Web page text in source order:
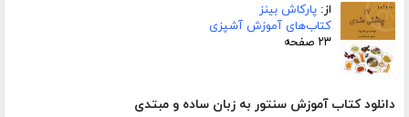
از: پارکاش بینز
کتاب‌های آموزش آشپزی
۲۳ صفحه
دانلود کتاب آموزش سنتور به زبان ساده و مبتدی